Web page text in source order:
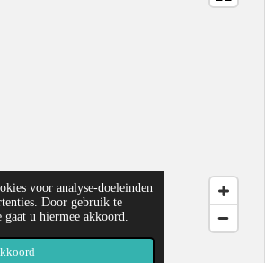
voor analyse-doeleinden
Door gebruik te
u hiermee akkoord.